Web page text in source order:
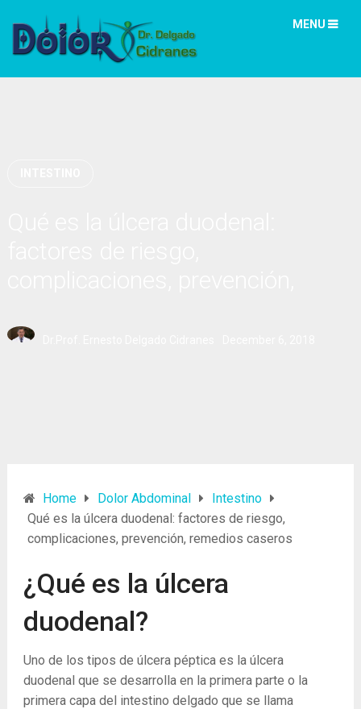
MENU
Home Dolor Abdominal
Intestino
Qué es la úlcera duodenal: factores de riesgo,
complicaciones, prevención, remedios caseros
¿Qué es la úlcera
duodenal?
Uno de los tipos de úlcera péptica es la úlcera
duodenal que se desarrolla en la primera parte o la
primera capa del intestino delgado que se llama